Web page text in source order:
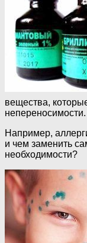
вещества,
непереносимости.
Например,
и чем заменить
необходимости?